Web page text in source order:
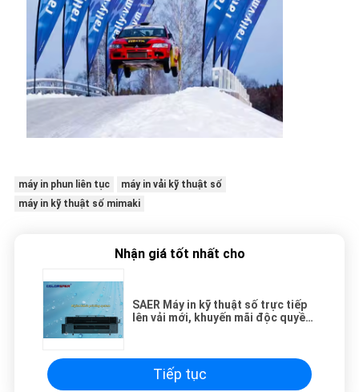
máy in phun liên tục
máy in vải kỹ thuật số
máy in kỹ thuật số mimaki
Nhận giá tốt nhất cho
SAER Máy in kỹ thuật số trực tiếp
lên vải mới, khuyến mãi độc quyền
Tiếp tục